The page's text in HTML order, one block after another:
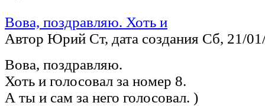
Вова, поздравляю. Хоть и
Автор Юрий Ст, дата создания Сб, 21/
Вова, поздравляю.
Хоть и голосовал за номер 8.
А ты и сам за него голосовал. )